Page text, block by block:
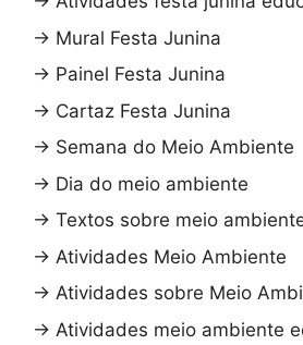
→ Mural Festa Junina
→ Painel Festa Junina
→ Cartaz Festa Junina
→ Semana do Meio Ambiente
→ Dia do meio ambiente
→ Textos sobre meio
→ Atividades Meio Ambiente
→ Atividades sobre Meio
→ Atividades meio ambiente